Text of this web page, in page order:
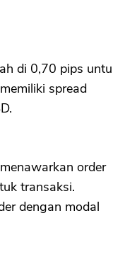
di 0,70 pips untu
spread
order
transaksi.
dengan modal